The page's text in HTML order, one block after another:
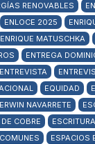
RENOVABLES
ENLOCE 2025
ENRIQUE MATUSCHKA
ENTREGA
ENTREVISTA
EQUIDAD
ERWIN NAVARRETE
COBRE
ESPACIOS